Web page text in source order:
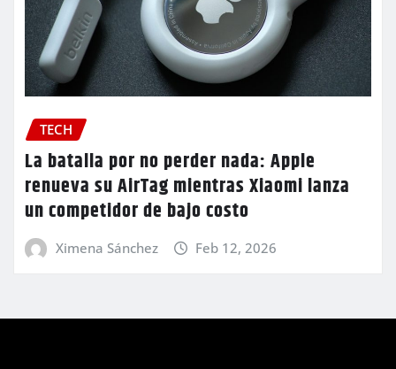
TECH
La batalla por no perder nada: Apple
renueva su AirTag mientras Xiaomi lanza
un competidor de bajo costo
Ximena Sánchez Feb 12, 2026